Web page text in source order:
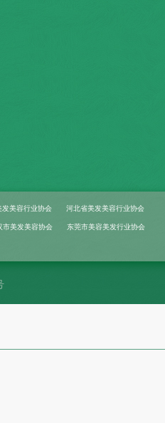
发美容行业协会
河北省美发美容行业协会
市美发美容协会
东莞市美容美发行业协会